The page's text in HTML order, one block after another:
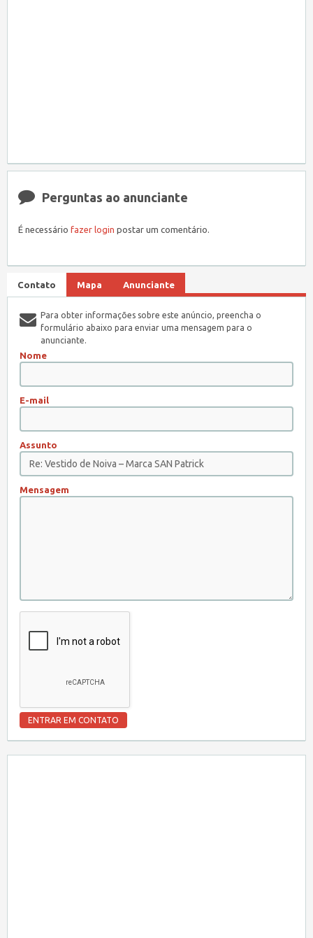
Perguntas ao anunciante
É necessário fazer login postar um comentário.
Contato Mapa Anunciante
Para obter informações sobre este anúncio, preencha o
formulário abaixo para enviar uma mensagem para o
anunciante.
Nome
E-mail
Assunto
Mensagem